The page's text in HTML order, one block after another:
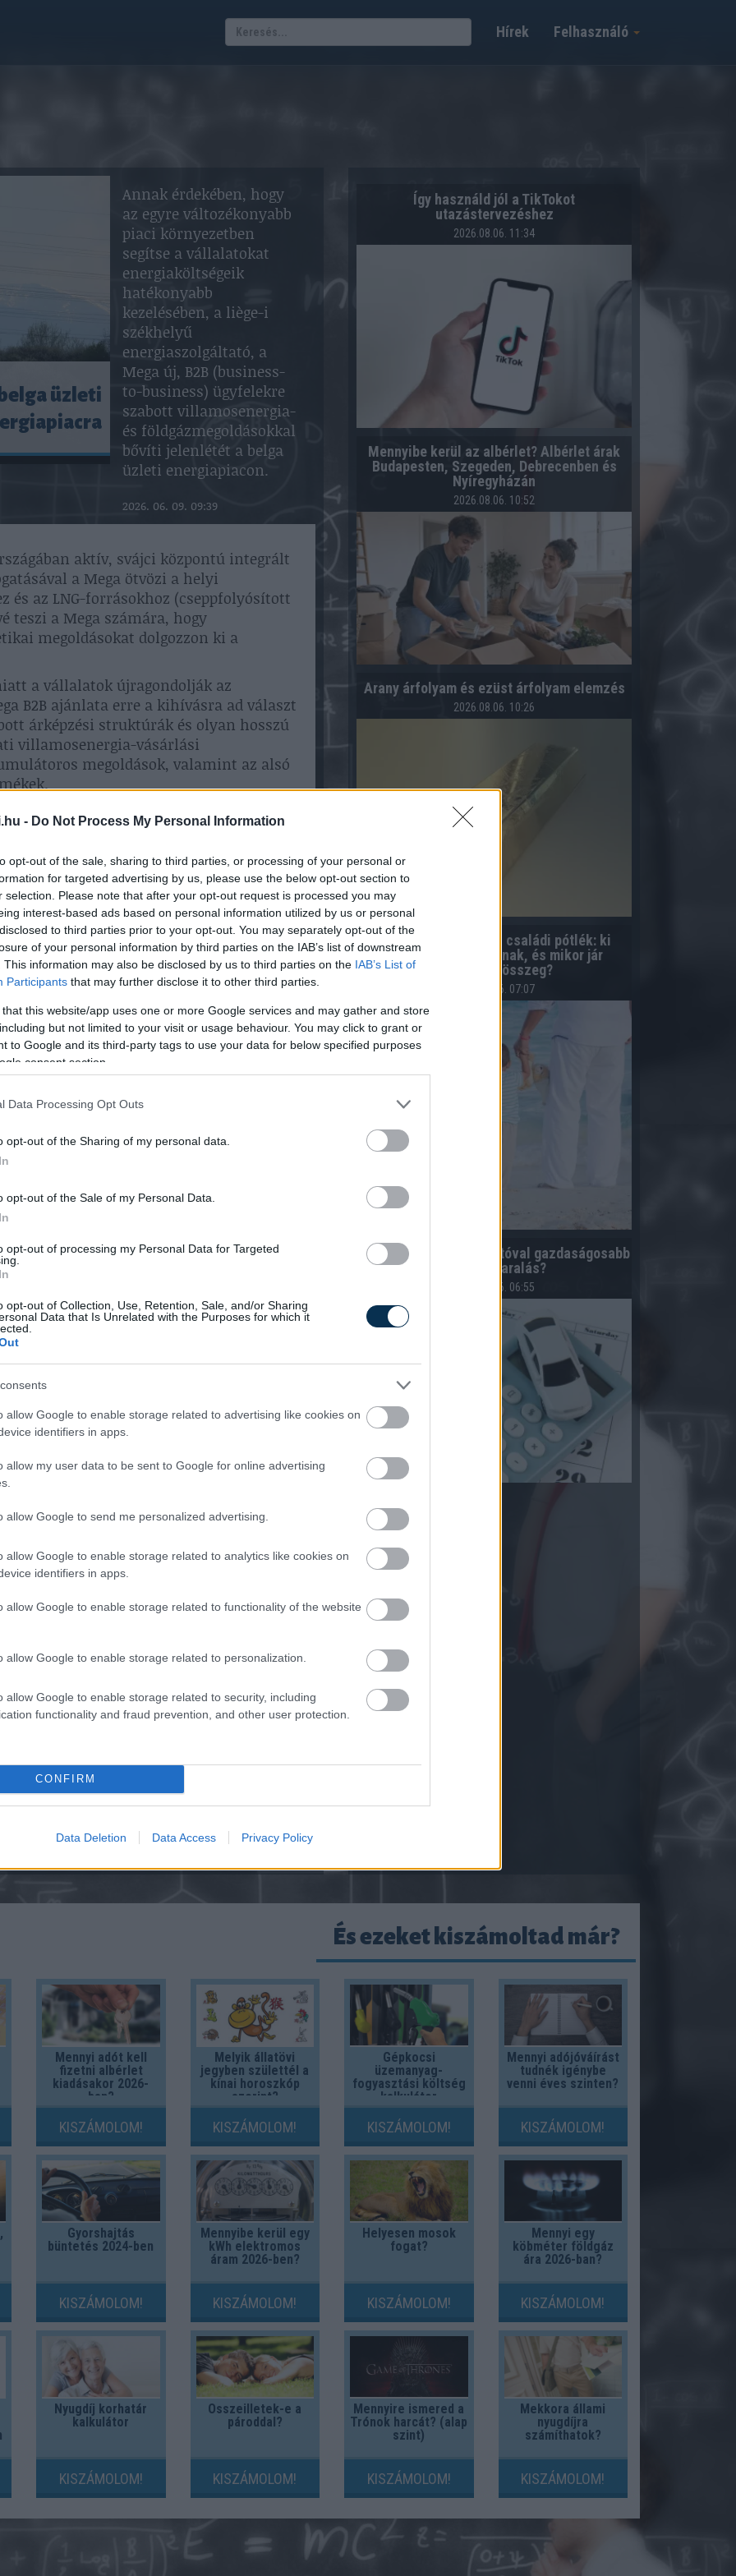
- Do Not Process My Personal Information
opt-out of the sale, sharing to third parties, or processing of your personal or
for targeted advertising by us, please use the below opt-out section to
selection. Please note that after your opt-out request is processed you may
interest-based ads based on personal information utilized by us or personal
to third parties prior to your opt-out. You may separately opt-out of the
of your personal information by third parties on the IAB’s list of downstream
This information may also be disclosed by us to third parties on the IAB’s List of
Participants that may further disclose it to other third parties.
that this website/app uses one or more Google services and may gather and store
but not limited to your visit or usage behaviour. You may click to grant or
to Google and its third-party tags to use your data for below specified purposes
consent section.
Data Processing Opt Outs
opt-out of the Sharing of my personal data.
opt-out of the Sale of my Personal Data.
opt-out of processing my Personal Data for Targeted
opt-out of Collection, Use, Retention, Sale, and/or Sharing
Data that Is Unrelated with the Purposes for which it
allow Google to enable storage related to advertising like cookies on
identifiers in apps.
allow my user data to be sent to Google for online advertising
allow Google to send me personalized advertising.
allow Google to enable storage related to analytics like cookies on
identifiers in apps.
allow Google to enable storage related to functionality of the website
allow Google to enable storage related to personalization.
allow Google to enable storage related to security, including
functionality and fraud prevention, and other user protection.
CONFIRM
Data Deletion Data Access Privacy Policy
Felhasználó
Hírek
üzleti
Annak érdekében, hogy
az egyre változékonyabb
piaci környezetben
segítse a vállalatokat
energiaköltségeik
hatékonyabb
kezelésében, a liège-i
székhelyű
energiaszolgáltató, a
Mega új, B2B (business-
to-business) ügyfelekre
szabott villamosenergia-
és földgázmegoldásokkal
bővíti jelenlétét a belga
üzleti energiapiacon.
2026. 06. 09. 09:39
aktív, svájci központú integrált
a Mega ötvözi a helyi
az LNG-forrásokhoz (cseppfolyósított
teszi a Mega számára, hogy
megoldásokat dolgozzon ki a
a vállalatok újragondolják az
B2B ajánlata erre a kihívásra ad választ
árképzési struktúrák és olyan hosszú
villamosenergia-vásárlási
megoldások, valamint az alsó
áringadozásoktól, a Mega mostantól
amelyek árazása az amerikai Henry
stabilitást mutat az európai
egy hagyományos ellátási
nekik, amelyekkel kezelhetik a
energiaköltségeiket” – mondta Nicolas
piaci szakértelmünk és a MET
kapacitásainak ötvözésével segíteni
eligazodjanak a gyorsan változó
szerződéseket
ügyfelekkel, a közelmúltban pedig
Mouscron, Estaimpuis és Pecq
jól mutatják a Mega B2B ajánlatának
partnereket keresnek, akik segítenek az
hogy biztosítsuk azt a
a jövőbeli tervezéshez szükségük
Should Stop Eating Right Now
Fungus Suffocates and Dies
Comes Down to 1 Thing (Stop
Doing This)
Így használd jól a TikTokot
utazástervezéshez
2026.08.06. 11:34
Mennyibe kerül az albérlet? Albérlet árak
Budapesten, Szegeden, Debrecenben és
Nyíregyházán
2026.08.06. 10:52
Arany árfolyam és ezüst árfolyam elemzés
2026.08.06. 10:26
Egyedülálló szülő és családi pótlék: ki
számít egyedülállónak, és mikor jár
magasabb összeg?
2026.08.06. 07:07
Számoljuk ki! Bérelt autóval gazdaságosabb
lehet a nyaralás?
2026.08.06. 06:55
És ezeket kiszámoltad már?
Mennyi adót kell
fizetni albérlet
kiadásakor 2026-
ban?
KISZÁMOLOM!
Melyik állatövi
jegyben születtél a
kínai horoszkóp
szerint?
KISZÁMOLOM!
Gépkocsi
üzemanyag-
fogyasztási költség
kalkulátor
KISZÁMOLOM!
Mennyi adójóváírást
tudnék igénybe
venni éves szinten?
KISZÁMOLOM!
Gyorshajtás
büntetés 2024-ben
KISZÁMOLOM!
Mennyibe kerül egy
kWh elektromos
áram 2026-ben?
KISZÁMOLOM!
Helyesen mosok
fogat?
KISZÁMOLOM!
Mennyi egy
köbméter földgáz
ára 2026-ban?
KISZÁMOLOM!
Nyugdíj korhatár
kalkulátor
KISZÁMOLOM!
Összeilletek-e a
pároddal?
KISZÁMOLOM!
Mennyire ismered a
Trónok harcát? (alap
szint)
KISZÁMOLOM!
Mekkora állami
nyugdíjra
számíthatok?
KISZÁMOLOM!